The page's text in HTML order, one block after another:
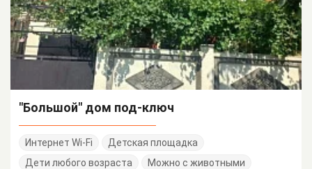
"Большой" дом под-ключ
Интернет Wi-Fi
Детская площадка
Дети любого возраста
Можно с животными